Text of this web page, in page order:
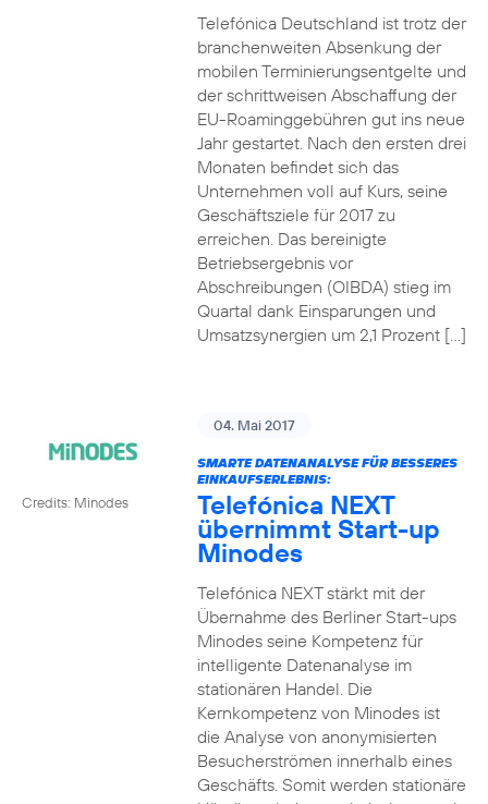
Telefónica Deutschland ist trotz der
branchenweiten Absenkung der
mobilen Terminierungsentgelte und
der schrittweisen Abschaffung der
EU-Roaminggebühren gut ins neue
Jahr gestartet. Nach den ersten drei
Monaten befindet sich das
Unternehmen voll auf Kurs, seine
Geschäftsziele für 2017 zu
erreichen. Das bereinigte
Betriebsergebnis vor
Abschreibungen (OIBDA) stieg im
Quartal dank Einsparungen und
Umsatzsynergien um 2,1 Prozent […]
Credits: Minodes
04. Mai 2017
SMARTE DATENANALYSE FÜR BESSERES
EINKAUFSERLEBNIS:
Telefónica NEXT
übernimmt Start-up
Minodes
Telefónica NEXT stärkt mit der
Übernahme des Berliner Start-ups
Minodes seine Kompetenz für
intelligente Datenanalyse im
stationären Handel. Die
Kernkompetenz von Minodes ist
die Analyse von anonymisierten
Besucherströmen innerhalb eines
Geschäfts. Somit werden stationäre